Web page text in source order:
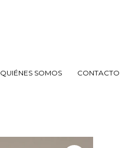
QUIÉNES SOMOS CONTACTO